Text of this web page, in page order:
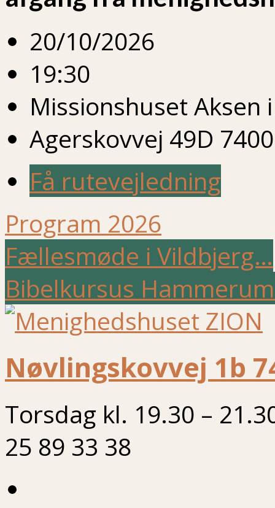
20/10/2026
19:30
Missionshuset Aksen
Agerskovvej 49D
Få rutevejledning
Program 2026
Fællesmøde i Vildbjerg…
Bibelkursus
Nøvlingskovvej 1b
Torsdag kl. 19.30 –
25 89 33 38